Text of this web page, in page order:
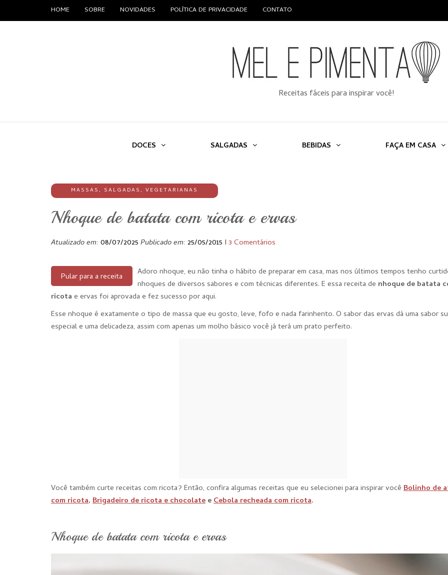
HOME SOBRE NOVIDADES POLÍTICA DE PRIVACIDADE CONTATO
Receitas fáceis para inspirar você!
DOCES SALGADAS BEBIDAS FAÇA EM CASA
MASSAS, SALGADAS, VEGETARIANAS
Nhoque de batata com ricota e ervas
Atualizado em:08/07/2025 Publicado em:25/05/2015 I 3 Comentários
Pular para a receita
Adoro nhoque, eu não tinha o hábito de preparar em casa, mas nos últimos tempos tenho
nhoques de diversos sabores e com técnicas diferentes. E essa receita de nhoque de batata
ricota e ervas foi aprovada e fez sucesso por aqui.
Esse nhoque é exatamente o tipo de massa que eu gosto, leve, fofo e nada farinhento. O sabor das ervas dá uma sabor
especial e uma delicadeza, assim com apenas um molho básico você já terá um prato perfeito.
Você também curte receitas com ricota? Então, confira algumas receitas que eu selecionei para inspirar você Bolinho de
com ricota, Brigadeiro de ricota e chocolate eCebola recheada com ricota.
Nhoque de batata com ricota e ervas